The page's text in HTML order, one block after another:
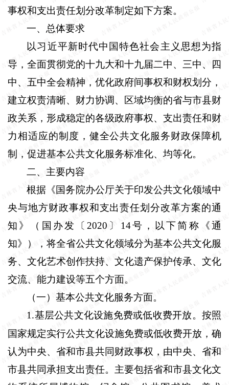
事权和支出责任划分改革制定如下方案。
一、总体要求
以习近平新时代中国特色社会主义思想为指
导，全面贯彻党的十九大和十九届二中、三中、四
中、五中全会精神，优化政府间事权和财权划分，
建立权责清晰、财力协调、区域均衡的省与市县财
政关系，形成稳定的各级政府事权、支出责任和财
力相适应的制度，健全公共文化服务财政保障机
制，促进基本公共文化服务标准化、均等化。
二、主要内容
根据《国务院办公厅关于印发公共文化领域中
央与地方财政事权和支出责任划分改革方案的通
知》（国办发〔 2020 〕 14号，以下简称《通
知》），将全省公共文化领域分为基本公共文化服
务、文化艺术创作扶持、文化遗产保护传承、文化
交流、能力建设等五个方面。
（一）基本公共文化服务方面。
1 .基层公共文化设施免费或低收费开放。按照
国家规定实行公共文化设施免费或低收费开放，确
认为中央、省和市县共同财政事权，由中央、省和
市县共同承担支出责任。主要包括省和市县文化文